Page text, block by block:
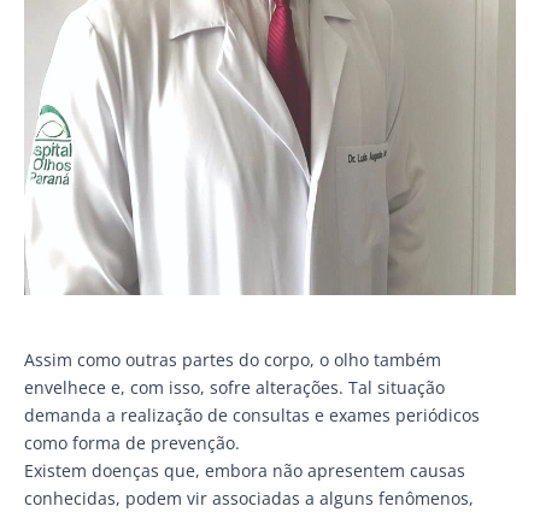
Assim como outras partes do corpo, o olho também
envelhece e, com isso, sofre alterações. Tal situação
demanda a realização de consultas e exames periódicos
como forma de prevenção.
Existem doenças que, embora não apresentem causas
conhecidas, podem vir associadas a alguns fenômenos,